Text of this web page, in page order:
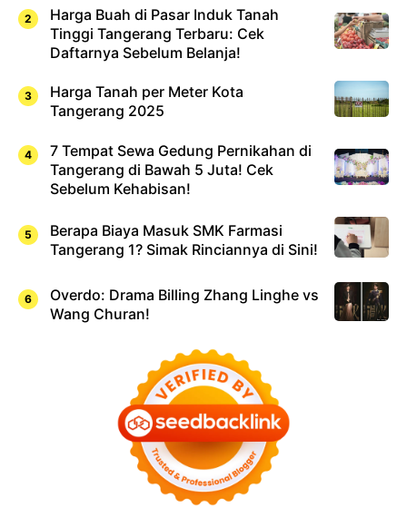
Harga Buah di Pasar Induk Tanah
Tinggi Tangerang Terbaru: Cek
Daftarnya Sebelum Belanja!
Harga Tanah per Meter Kota
Tangerang 2025
7 Tempat Sewa Gedung Pernikahan di
Tangerang di Bawah 5 Juta! Cek
Sebelum Kehabisan!
Berapa Biaya Masuk SMK Farmasi
Tangerang 1? Simak Rinciannya di Sini!
Overdo: Drama Billing Zhang Linghe vs
Wang Churan!